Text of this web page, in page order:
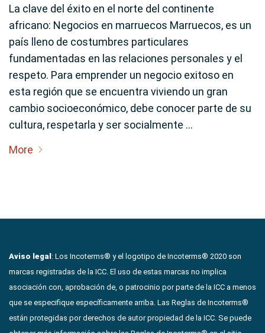
La clave del éxito en el norte del continente
africano: Negocios en marruecos Marruecos, es un
país lleno de costumbres particulares
fundamentadas en las relaciones personales y el
respeto. Para emprender un negocio exitoso en
esta región que se encuentra viviendo un gran
cambio socioeconómico, debe conocer parte de su
cultura, respetarla y ser socialmente …
More
Aviso legal : Los Incoterms® y el logotipo de Incoterms® 2020 son
marcas registradas de la ICC. El uso de estas marcas no implica
asociación con, aprobación de, o patrocinio por parte de la ICC a menos
que se especifique específicamente arriba. Las Reglas de Incoterms®
están protegidas por derechos de autor propiedad de la ICC. Se puede